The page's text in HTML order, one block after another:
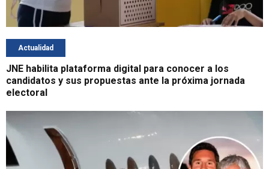
Actualidad
JNE habilita plataforma digital para conocer a los
candidatos y sus propuestas ante la próxima jornada
electoral